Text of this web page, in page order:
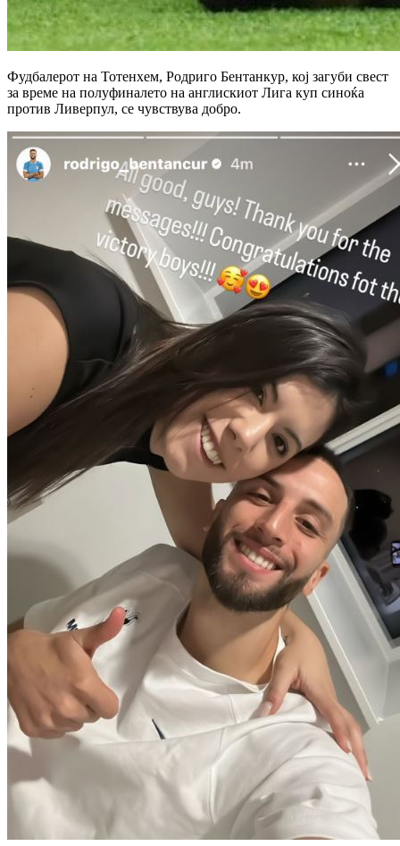
Фудбалерот на Тотенхем, Родриго Бентанкур, кој загуби свест
за време на полуфиналето на англискиот Лига куп синоќа
против Ливерпул, се чувствува добро.